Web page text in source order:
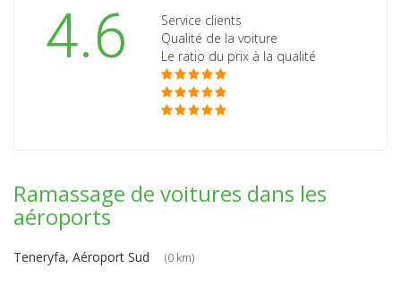
4.6
Service clients
Qualité de la voiture
Le ratio du prix à la qualité
Ramassage de voitures dans les
aéroports
Teneryfa, Aéroport Sud (0 km)